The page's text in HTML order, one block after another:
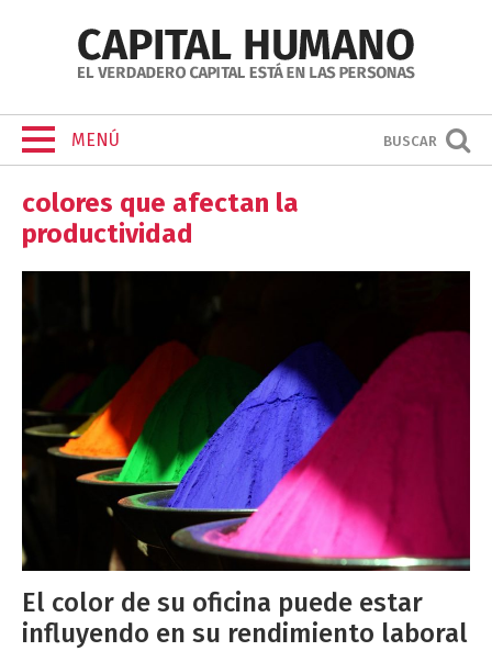
MENÚ BUSCAR
colores que afectan la
productividad
El color de su oficina puede estar
influyendo en su rendimiento laboral